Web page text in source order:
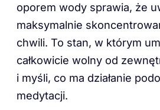
oporem wody sprawia, że
maksymalnie
chwili. To stan, w którym
całkowicie wolny od
i myśli, co ma działanie
medytacji.